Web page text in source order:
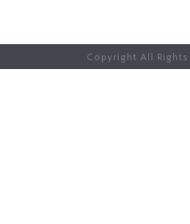
Copyright All Rights